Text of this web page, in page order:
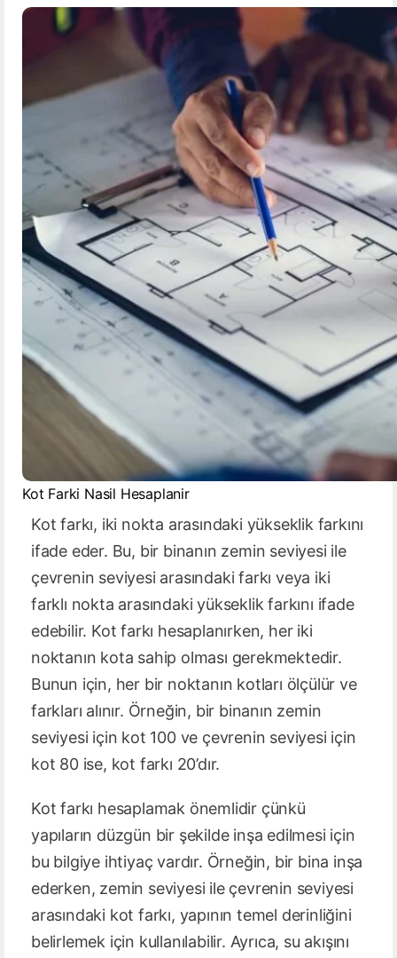
Kot Farki Nasil Hesaplanir
Kot farkı, iki nokta arasındaki yükseklik farkını
ifade eder. Bu, bir binanın zemin seviyesi ile
çevrenin seviyesi arasındaki farkı veya iki
farklı nokta arasındaki yükseklik farkını ifade
edebilir. Kot farkı hesaplanırken, her iki
noktanın kota sahip olması gerekmektedir.
Bunun için, her bir noktanın kotları ölçülür ve
farkları alınır. Örneğin, bir binanın zemin
seviyesi için kot 100 ve çevrenin seviyesi için
kot 80 ise, kot farkı 20’dır.
Kot farkı hesaplamak önemlidir çünkü
yapıların düzgün bir şekilde inşa edilmesi için
bu bilgiye ihtiyaç vardır. Örneğin, bir bina inşa
ederken, zemin seviyesi ile çevrenin seviyesi
arasındaki kot farkı, yapının temel derinliğini
belirlemek için kullanılabilir. Ayrıca, su akışını